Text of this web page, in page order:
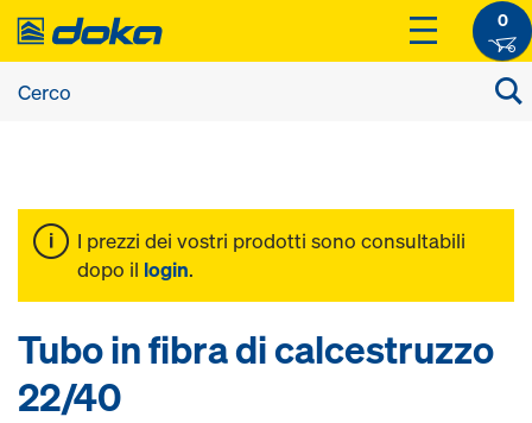
0
I prezzi dei vostri prodotti sono consultabili
dopo il login.
Tubo in fibra di calcestruzzo
22/40